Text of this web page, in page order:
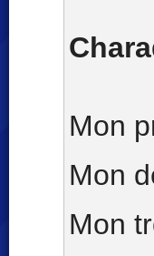
Mon
Mon
Mon